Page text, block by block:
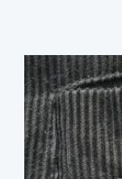
Profile
image